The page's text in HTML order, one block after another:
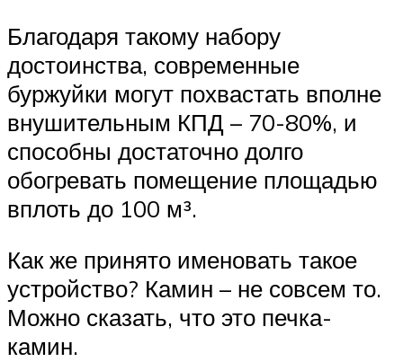
Благодаря такому набору
достоинства, современные
буржуйки могут похвастать вполне
внушительным КПД – 70-80%, и
способны достаточно долго
обогревать помещение площадью
вплоть до 100 м³.
Как же принято именовать такое
устройство? Камин – не совсем то.
Можно сказать, что это печка-
камин.